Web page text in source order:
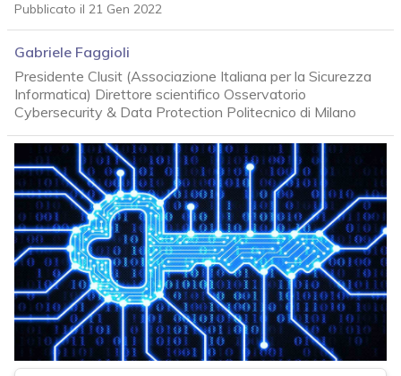
Pubblicato il 21 Gen 2022
Gabriele Faggioli
Presidente Clusit (Associazione Italiana per la Sicurezza
Informatica) Direttore scientifico Osservatorio
Cybersecurity & Data Protection Politecnico di Milano